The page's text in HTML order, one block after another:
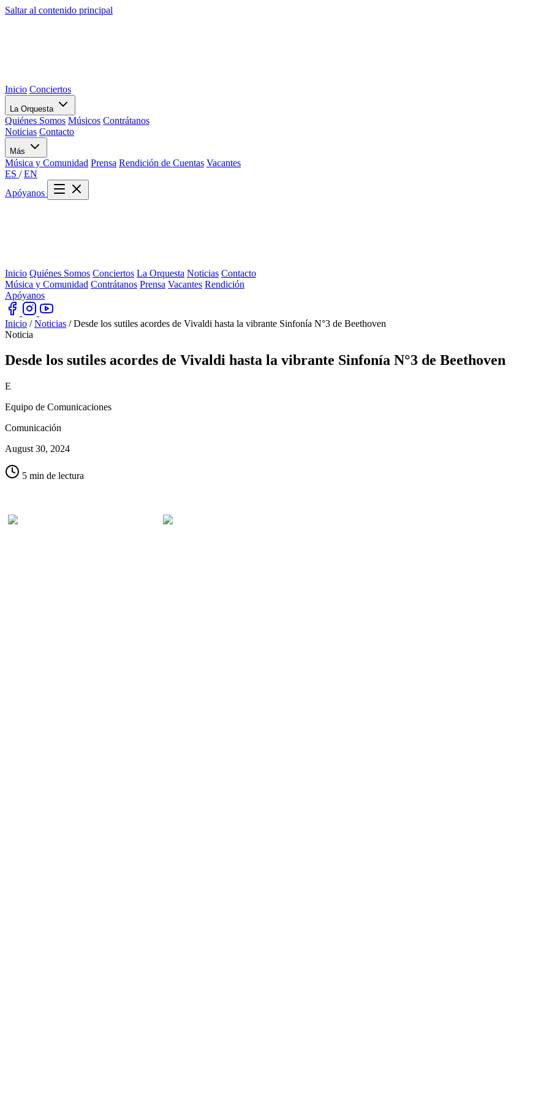
Saltar al contenido principal
Inicio Conciertos
La Orquesta
Quiénes Somos Músicos Contrátanos
Noticias Contacto
Más
Música y Comunidad Prensa Rendición de Cuentas Vacantes
ES / EN
Apóyanos
Inicio Quiénes Somos Conciertos La Orquesta Noticias Contacto
Música y Comunidad Contrátanos Prensa Vacantes Rendición
Apóyanos
Inicio / Noticias / Desde los sutiles acordes de Vivaldi hasta la vibrante Sinfonía N°3 de Beethoven
Noticia
Desde los sutiles acordes de Vivaldi hasta la vibrante Sinfonía N°3 de Beethoven
E
Equipo de Comunicaciones
Comunicación
August 30, 2024
5 min de lectura
Una noche mágica en Cali Bajo la batuta del maestro Francesco regalamos una experiencia inolvidable